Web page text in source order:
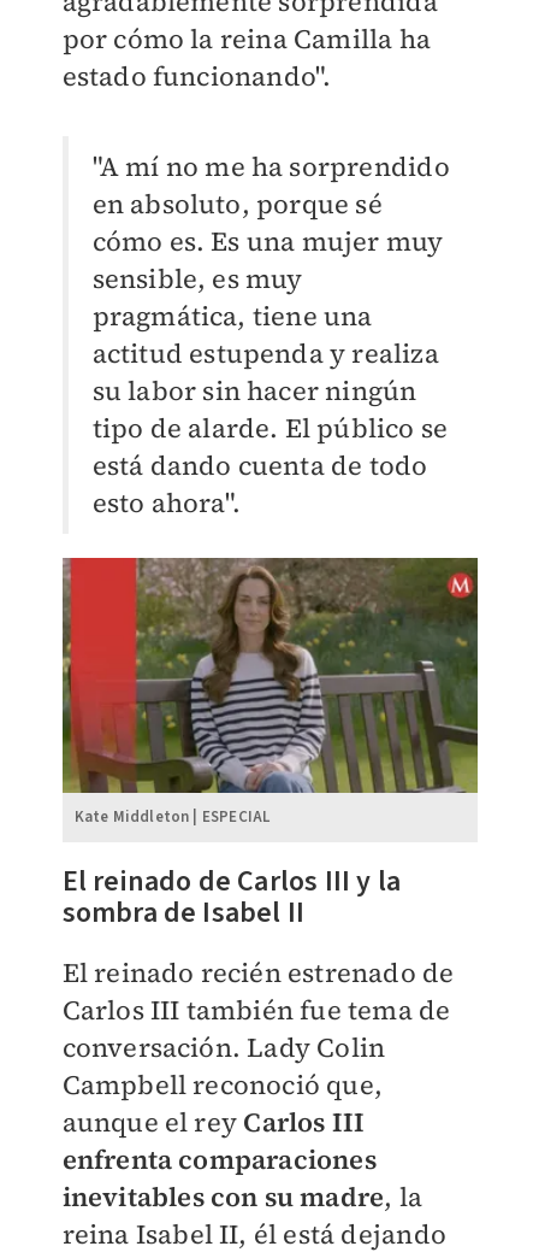
por cómo la reina Camilla ha
estado funcionando".
"A mí no me ha sorprendido
en absoluto, porque sé
cómo es. Es una mujer muy
sensible, es muy
pragmática, tiene una
actitud estupenda y realiza
su labor sin hacer ningún
tipo de alarde. El público se
está dando cuenta de todo
esto ahora".
Kate Middleton | ESPECIAL
El reinado de Carlos III y la
sombra de Isabel II
El reinado recién estrenado de
Carlos III también fue tema de
conversación. Lady Colin
Campbell reconoció que,
aunque el rey Carlos III
enfrenta comparaciones
inevitables con su madre, la
reina Isabel II, él está dejando